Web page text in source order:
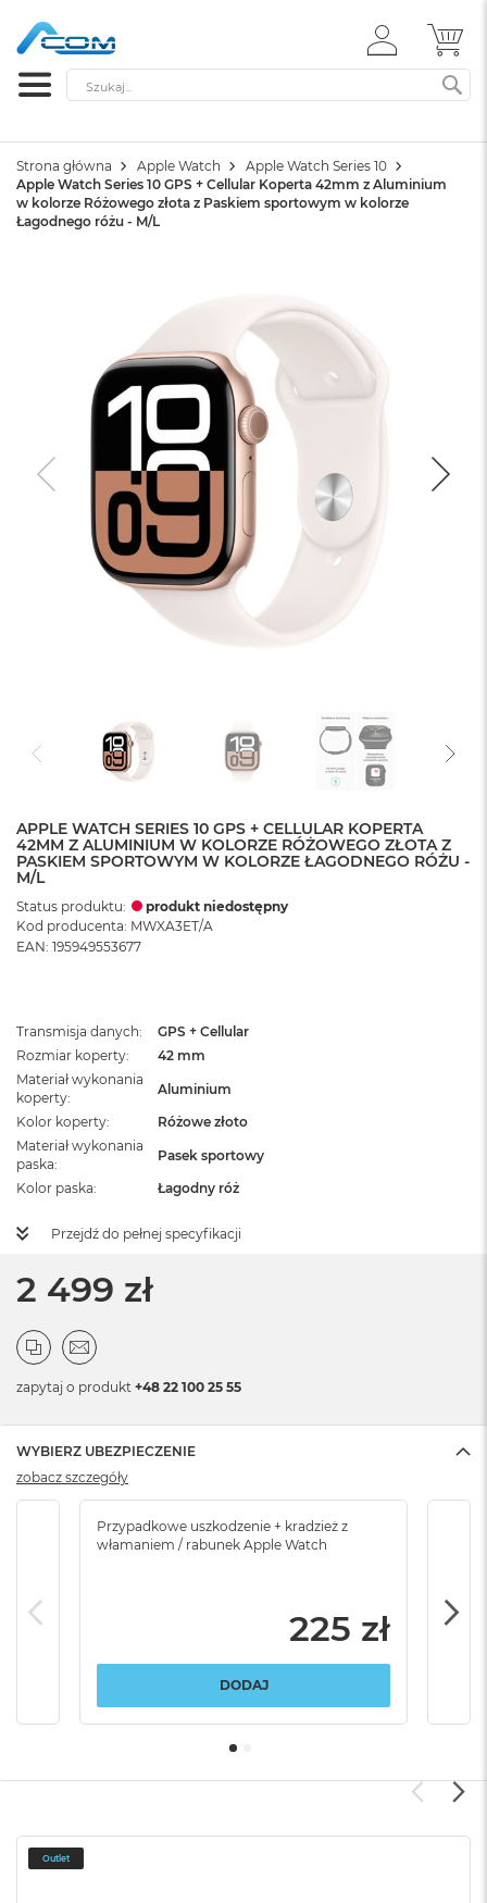
ZALOGUJ
SIĘ
Szukaj
Strona główna Apple Watch
Apple Watch Series 10
Apple Watch Series 10 GPS + Cellular Koperta 42mm z Aluminium
w kolorze Różowego złota z Paskiem sportowym w kolorze
Łagodnego różu - M/L
APPLE WATCH SERIES 10 GPS + CELLULAR KOPERTA
42MM Z ALUMINIUM W KOLORZE RÓŻOWEGO ZŁOTA Z
PASKIEM SPORTOWYM W KOLORZE ŁAGODNEGO RÓŻU -
M/L
Status produktu:
produkt niedostępny
Kod producenta: MWXA3ET/A
EAN: 195949553677
Transmisja danych
GPS + Cellular
Rozmiar koperty
42 mm
Materiał wykonania
koperty
Aluminium
Kolor koperty
Różowe złoto
Materiał wykonania
paska
Pasek sportowy
Kolor paska Łagodny róż
Przejdź do pełnej specyfikacji
2 499 zł
zapytaj o produkt +48 22 100 25 55
WYBIERZ UBEZPIECZENIE
Przypadkowe uszkodzenie + kradzież z
włamaniem / rabunek Apple Watch
225 zł
DODAJ
zobacz szczegóły
Outlet